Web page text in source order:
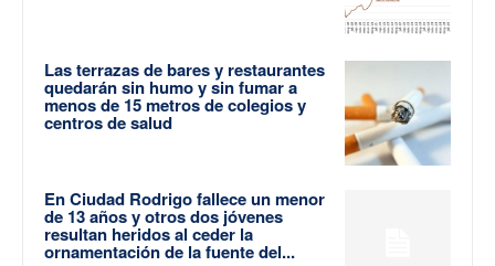
Las terrazas de bares y restaurantes
quedarán sin humo y sin fumar a
menos de 15 metros de colegios y
centros de salud
En Ciudad Rodrigo fallece un menor
de 13 años y otros dos jóvenes
resultan heridos al ceder la
ornamentación de la fuente del...